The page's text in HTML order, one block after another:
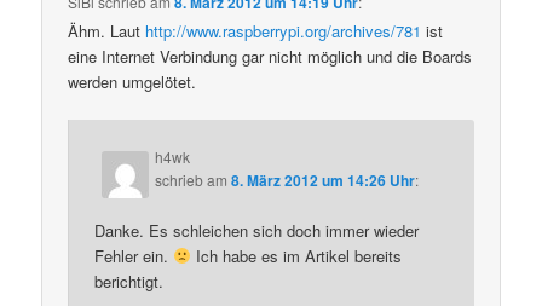
Ähm. Laut http://www.raspberrypi.org/archives/781 ist
eine Internet Verbindung gar nicht möglich und die Boards
werden umgelötet.
h4wk
schriebam8. März 2012 um 14:26 Uhr:
Danke. Es schleichen sich doch immer wieder
Fehler ein.
Ich habe es im Artikel bereits
berichtigt.